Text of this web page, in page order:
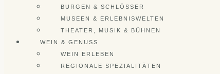
BURGEN & SCHLÖSSER
MUSEEN & ERLEBNISWELTEN
THEATER, MUSIK & BÜHNEN
WEIN & GENUSS
WEIN ERLEBEN
REGIONALE SPEZIALITÄTEN